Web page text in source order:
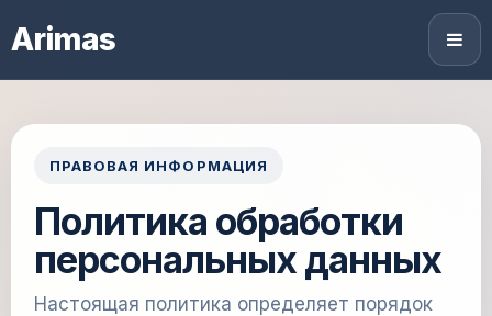
Arimas
ПРАВОВАЯ ИНФОРМАЦИЯ
Политика обработки
персональных данных
Настоящая политика определяет порядок